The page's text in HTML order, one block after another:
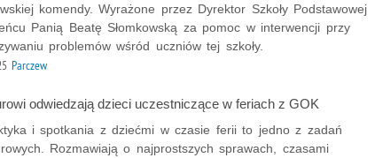
komendy. Wyrażone przez Dyrektor Szkoły Podstawowej
Panią Beatę Słomkowską za pomoc w interwencji przy
problemów wśród uczniów tej szkoły.
Parczew
odwiedzają dzieci uczestniczące w feriach z GOK
i spotkania z dziećmi w czasie ferii to jedno z zadań
Rozmawiają o najprostszych sprawach, czasami